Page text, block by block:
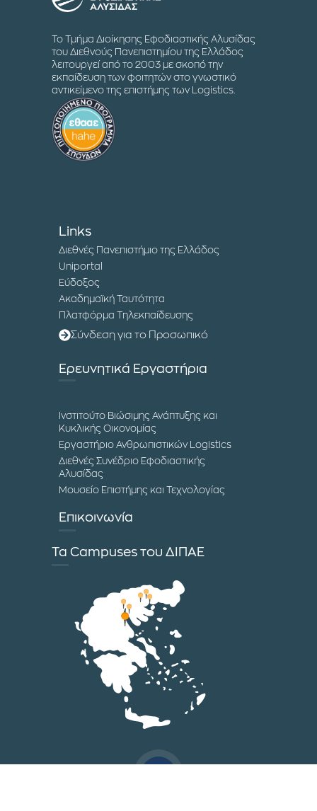
Το Τμήμα Διοίκησης Εφοδιαστικής Αλυσίδας
του Διεθνούς Πανεπιστημίου της Ελλάδος
λειτουργεί από το 2003 με σκοπό την
εκπαίδευση των φοιτητών στο γνωστικό
αντικείμενο της επιστήμης των Logistics.
Links
Διεθνές Πανεπιστήμιο της Ελλάδος
Uniportal
Εύδοξος
Ακαδημαϊκή Ταυτότητα
Πλατφόρμα Τηλεκπαίδευσης
Σύνδεση για το Προσωπικό
Ερευνητικά Εργαστήρια
Ινστιτούτο Βιώσιμης Ανάπτυξης και
Κυκλικής Οικονομίας
Εργαστήριο Ανθρωπιστικών Logistics
Διεθνές Συνέδριο Εφοδιαστικής
Αλυσίδας
Μουσείο Επιστήμης και Τεχνολογίας
Επικοινωνία
Τα Campuses του ΔΙΠΑΕ